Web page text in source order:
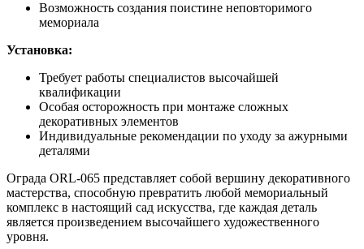
Возможность создания поистине неповторимого
мемориала
Установка:
Требует работы специалистов высочайшей
квалификации
Особая осторожность при монтаже сложных
декоративных элементов
Индивидуальные рекомендации по уходу за ажурными
деталями
Ограда ORL-065 представляет собой вершину декоративного
мастерства, способную превратить любой мемориальный
комплекс в настоящий сад искусства, где каждая деталь
является произведением высочайшего художественного
уровня.